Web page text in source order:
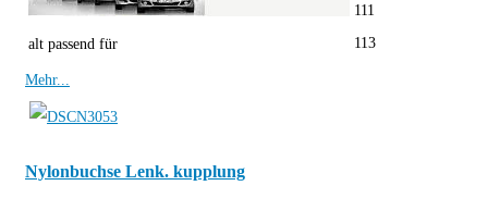
alt passend für
111
113
Mehr...
Nylonbuchse Lenk. kupplung